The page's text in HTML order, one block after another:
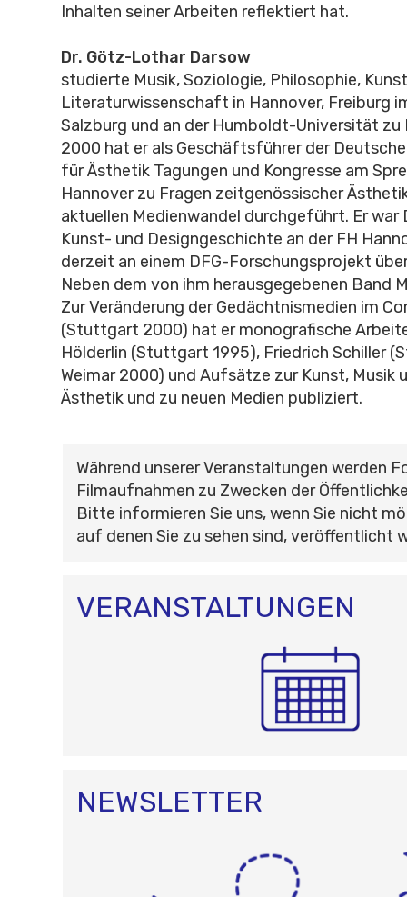
Inhalten seiner Arbeiten reflektiert hat.
Dr. Götz-Lothar Darsow
studierte Musik, Soziologie, Philosophie,
Literaturwissenschaft in Hannover, Freiburg
Salzburg und an der Humboldt-Universität zu
2000 hat er als Geschäftsführer der
für Ästhetik Tagungen und Kongresse am
Hannover zu Fragen zeitgenössischer
aktuellen Medienwandel durchgeführt. Er
Kunst- und Designgeschichte an der FH
derzeit an einem DFG-Forschungsprojekt
Neben dem von ihm herausgegebenen Band
Zur Veränderung der Gedächtnismedien im
(Stuttgart 2000) hat er monografische
Hölderlin (Stuttgart 1995), Friedrich Schiller
Weimar 2000) und Aufsätze zur Kunst, Musik
Ästhetik und zu neuen Medien publiziert.
Während unserer Veranstaltungen werden
Filmaufnahmen zu Zwecken der
Bitte informieren Sie uns, wenn Sie nicht
auf denen Sie zu sehen sind, veröffentlicht
VERANSTALTUNGEN
NEWSLETTER